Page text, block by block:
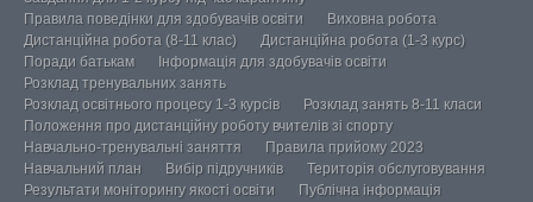
Правила поведінки для здобувачів освіти
Виховна робота
Дистанційна робота (8-11 клас)
Дистанційна робота (1-3 курс)
Поради батькам
Інформація для здобувачів освіти
Розклад тренувальних занять
Розклад освітнього процесу 1-3 курсів
Розклад занять 8-11 класи
Положення про дистанційну роботу вчителів зі спорту
Навчально-тренувальні заняття
Правила прийому 2023
Навчальний план
Вибір підручників
Територія обслуговування
Результати моніторингу якості освіти
Публічна інформація